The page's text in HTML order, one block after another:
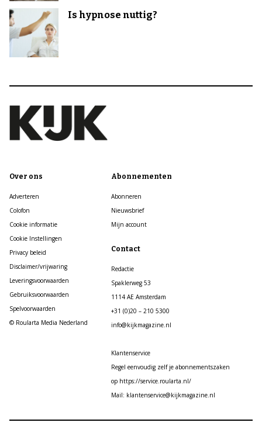
Is hypnose nuttig?
Over ons
Adverteren
Colofon
Cookie informatie
Cookie Instellingen
Privacy beleid
Disclaimer/vrijwaring
Leveringsvoorwaarden
Gebruiksvoorwaarden
Spelvoorwaarden
© Roularta Media Nederland
Abonnementen
Abonneren
Nieuwsbrief
Mijn account
Contact
Redactie
Spaklerweg 53
1114 AE Amsterdam
+31 (0)20 – 210 5300
info@kijkmagazine.nl
Klantenservice
Regel eenvoudig zelf je abonnementszaken
op https://service.roularta.nl/
Mail: klantenservice@kijkmagazine.nl